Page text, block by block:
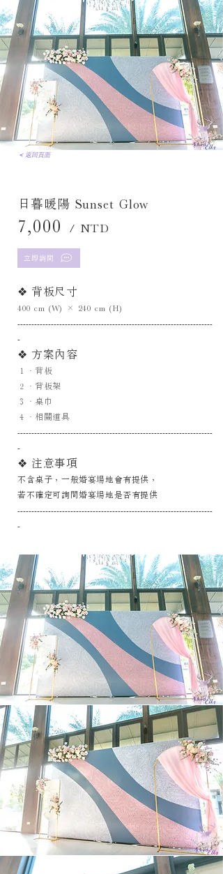
< 返回頁面
日暮暖陽 Sunset Glow
7,000 / NTD
立即詢問
❖ 背板尺寸
400 cm (W) × 240 cm (H)
----------------------------------------------------------------------
-
❖ 方案內容
１．背板
２．背板架
３．桌巾
４
．相關道具
----------------------------------------------------------------------
-
❖ 注意事項
不含桌子，一般婚宴場地會有提供，
若不確定可詢問婚宴場地是否有提供
----------------------------------------------------------------------
-